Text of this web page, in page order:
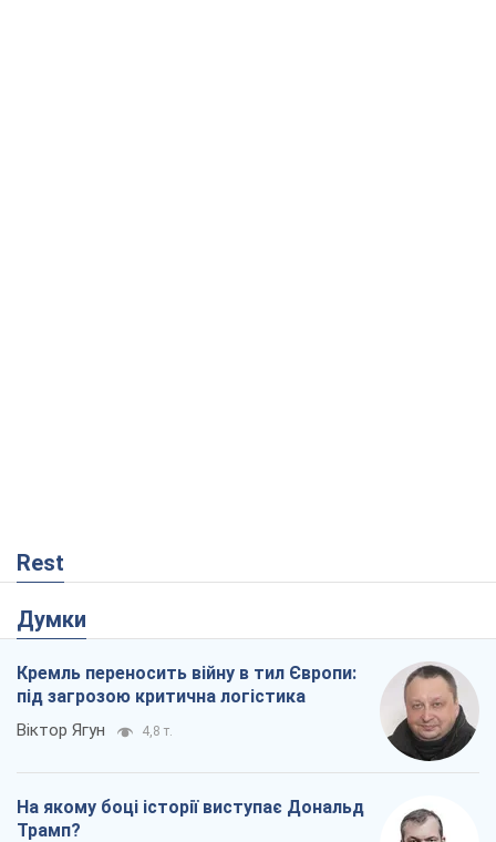
Rest
Думки
Кремль переносить війну в тил Європи:
під загрозою критична логістика
Віктор Ягун 4,8 т.
На якому боці історії виступає Дональд
Трамп?